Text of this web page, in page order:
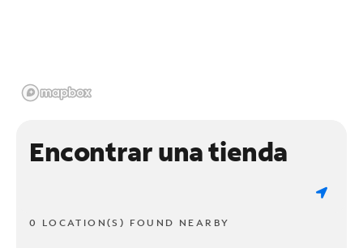
Encontrar una tienda
0 LOCATION(S) FOUND NEARBY